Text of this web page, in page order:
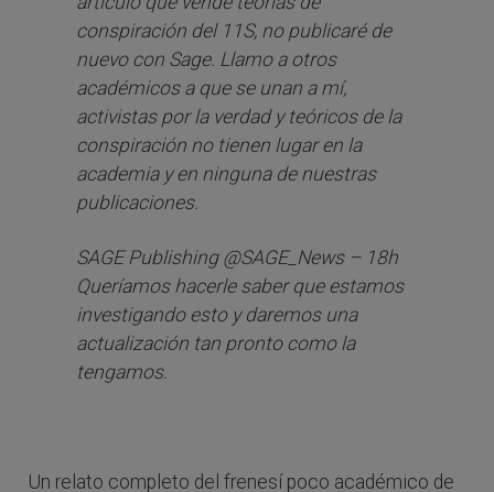
conspiración del 11S, no publicaré de
nuevo con Sage. Llamo a otros
académicos a que se unan a mí,
activistas por la verdad y teóricos de la
conspiración no tienen lugar en la
academia y en ninguna de nuestras
publicaciones.
SAGE Publishing @SAGE_News – 18h
Queríamos hacerle saber que estamos
investigando esto y daremos una
actualización tan pronto como la
tengamos.
Un relato completo del frenesí poco académico de